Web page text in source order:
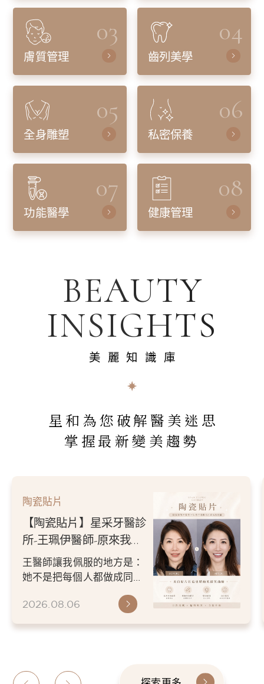
03
膚質管理
04
齒列美學
05
全身雕塑
06
私密保養
07
功能醫學
08
健康管理
BEAUTY
INSIGHTS
美麗知識庫
星和為您破解醫美迷思
掌握最新變美趨勢
陶瓷貼片
【陶瓷貼片】星采牙醫診
所-王珮伊醫師-原來我的
不愛笑，只是不喜歡自己
原本的牙齒
王醫師讓我佩服的地方是：
她不是把每個人都做成同一
更適合自己的樣子。 現...
2026.08.06